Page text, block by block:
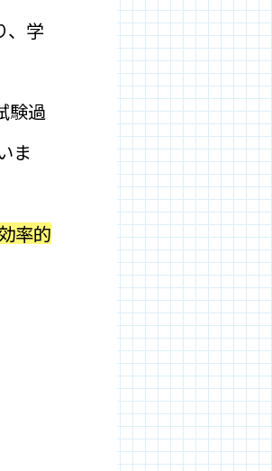
、学
験過
ま
率的